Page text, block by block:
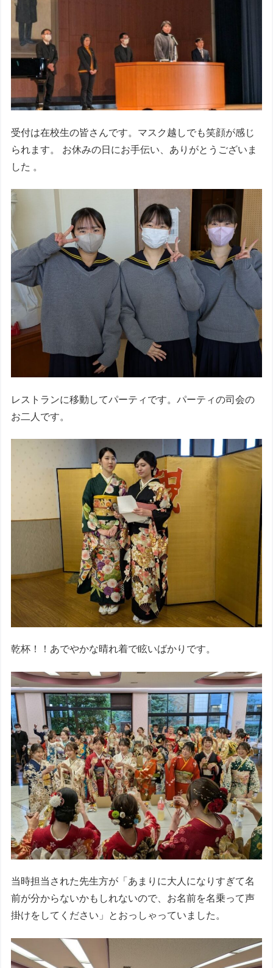
受付は在校生の皆さんです。マスク越しでも笑顔が感じ
られます。 お休みの日にお手伝い、ありがとうございま
した 。
レストランに移動してパーティです。パーティの司会の
お二人です。
乾杯！！あでやかな晴れ着で眩いばかりです。
当時担当された先生方が「あまりに大人になりすぎて名
前が分からないかもしれないので、お名前を名乗って声
掛けをしてください」とおっしゃっていました。